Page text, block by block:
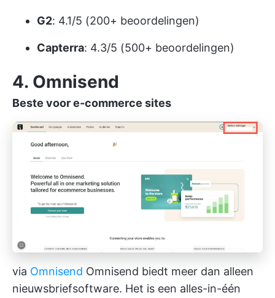
G2: 4.1/5 (200+ beoordelingen)
Capterra: 4.3/5 (500+ beoordelingen)
4. Omnisend
Beste voor e-commerce sites
via Omnisend Omnisend biedt meer dan alleen
nieuwsbriefsoftware. Het is een alles-in-één